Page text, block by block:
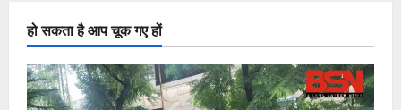
हो सकता है आप चूक गए हों